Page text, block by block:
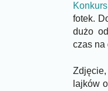
fotek.
dużo
czas na
lajków